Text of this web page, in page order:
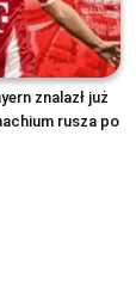
znalazł już
rusza po